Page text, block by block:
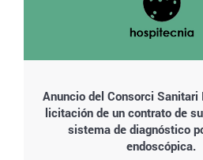
Anuncio del Consorci Sanitari
licitación de un contrato de
sistema de diagnóstico
endoscópica.